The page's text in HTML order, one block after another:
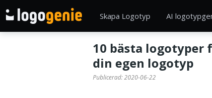
Skapa Logotyp AI
10 bästa logotyper
din egen logotyp
Publicerad:2020-06-22